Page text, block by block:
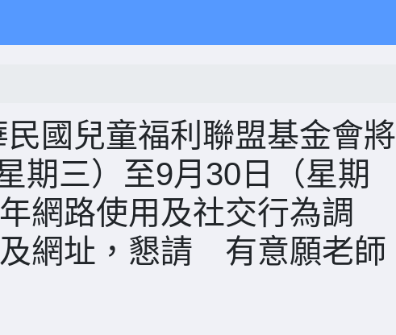
國兒童福利聯盟基金會將
期三）至9月30日（星期
網路使用及社交行為調
網址，懇請 有意願老師